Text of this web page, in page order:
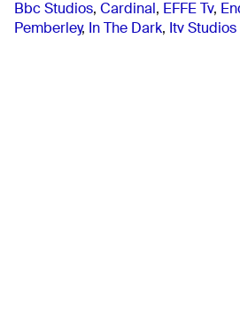
Bbc Studios, Cardinal , EFFE Tv,
Pemberley, In The Dark, Itv